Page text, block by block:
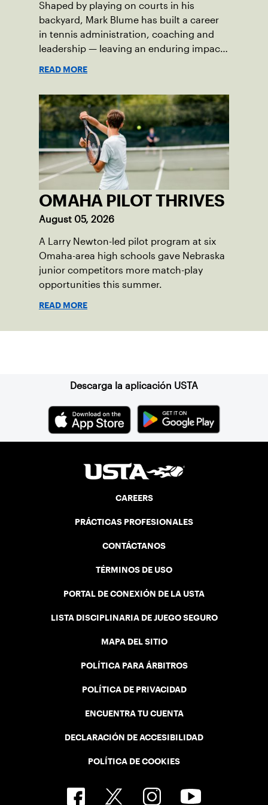
Shaped by playing on courts in his
backyard, Mark Blume has built a career
in tennis administration, coaching and
leadership — leaving an enduring impact
READ MORE
OMAHA PILOT THRIVES
August 05, 2026
A Larry Newton-led pilot program at six
Omaha-area high schools gave Nebraska
junior competitors more match-play
opportunities this summer.
READ MORE
Descarga la aplicación USTA
CAREERS
PRÁCTICAS PROFESIONALES
CONTÁCTANOS
TÉRMINOS DE USO
PORTAL DE CONEXIÓN DE LA USTA
LISTA DISCIPLINARIA DE JUEGO SEGURO
MAPA DEL SITIO
POLÍTICA PARA ÁRBITROS
POLÍTICA DE PRIVACIDAD
ENCUENTRA TU CUENTA
DECLARACIÓN DE ACCESIBILIDAD
POLÍTICA DE COOKIES